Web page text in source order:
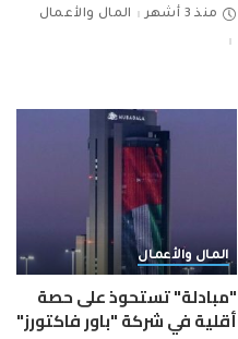
منذ 3 أشهر المال والأعمال
المال والأعمال
"مبادلة" تستحوذ على حصة
أقلية في شركة "باور فاكتورز"